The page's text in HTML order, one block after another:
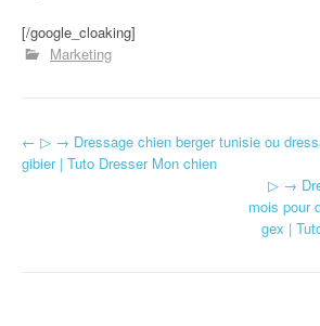
[/google_cloaking]
Marketing
Navigation d'article
← ▷ → Dressage chien berger tunisie ou
gibier | Tuto Dresser Mon chien
▷ →
mois pour
gex |